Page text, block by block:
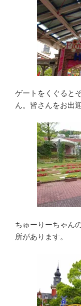
ゲートをくぐると
ん。皆さんをお出
ちゅーりーちゃん
所があります。